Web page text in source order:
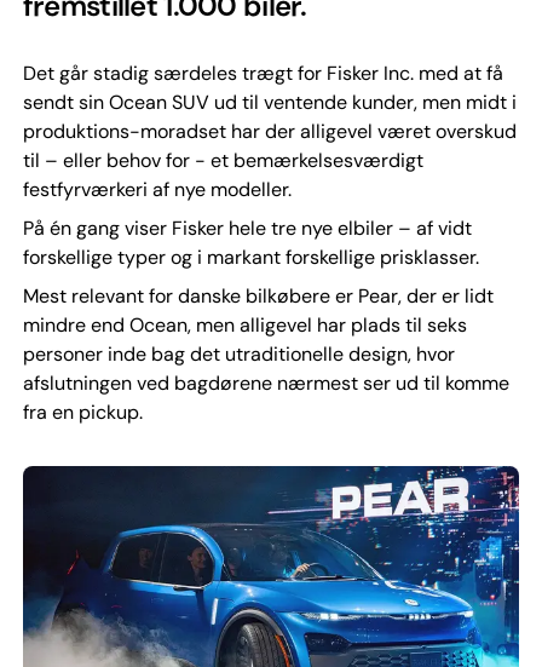
Det går stadig særdeles trægt for Fisker Inc. med at få
sendt sin Ocean SUV ud til ventende kunder, men midt i
produktions-moradset har der alligevel været overskud
til – eller behov for - et bemærkelsesværdigt
festfyrværkeri af nye modeller.
På én gang viser Fisker hele tre nye elbiler – af vidt
forskellige typer og i markant forskellige prisklasser.
Mest relevant for danske bilkøbere er Pear, der er lidt
mindre end Ocean, men alligevel har plads til seks
personer inde bag det utraditionelle design, hvor
afslutningen ved bagdørene nærmest ser ud til komme
fra en pickup.